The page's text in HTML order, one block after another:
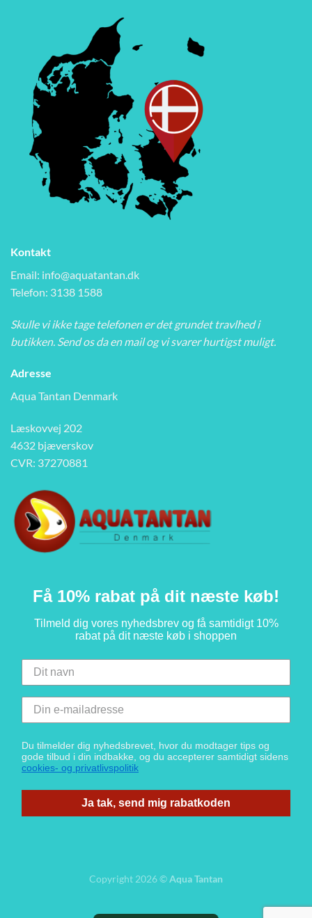
Kontakt
Email: info@aquatantan.dk
Telefon: 3138 1588
Skulle vi ikke tage telefonen er det grundet travlhed i
butikken. Send os da en mail og vi svarer hurtigst muligt.
Adresse
Aqua Tantan Denmark
Læskovvej 202
4632 bjæverskov
CVR: 37270881
Få 10% rabat på dit næste køb!
Tilmeld dig vores nyhedsbrev og få samtidigt 10%
rabat på dit næste køb i shoppen
Du tilmelder dig nyhedsbrevet, hvor du modtager tips og
gode tilbud i din indbakke, og du accepterer samtidigt sidens
cookies- og privatlivspolitik
Ja tak, send mig rabatkoden
Copyright 2026 ©Aqua Tantan